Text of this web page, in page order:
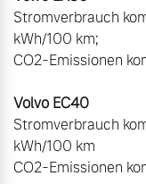
Stromverbrauch
kWh/100 km;
CO2-Emissionen
Stromverbrauch
kWh/100 km
CO2-Emissionen